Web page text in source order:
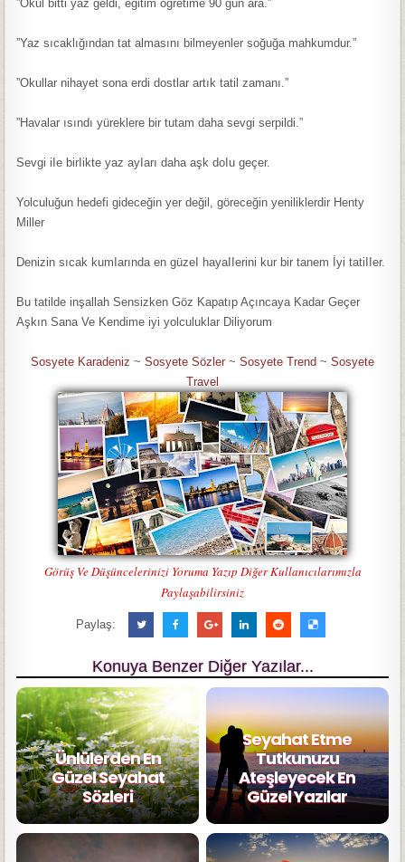
”Okul bitti yaz geldi, eğitim öğretime 90 gün ara.”
”Yaz sıcaklığından tat almasını bilmeyenler soğuğa mahkumdur.”
”Okullar nihayet sona erdi dostlar artık tatil zamanı.”
”Havalar ısındı yüreklere bir tutam daha sevgi serpildi.”
Sevgi iIe birIikte yaz ayIarı daha aşk doIu geçer.
Yolculuğun hedefi gideceğin yer değil, göreceğin yeniliklerdir Henty
Miller
Denizin sıcak kumIarında en güzeI hayaIIerini kur bir tanem İyi tatiIIer.
Bu tatilde inşallah Sensizken Göz Kapatıp Açıncaya Kadar Geçer
Aşkın Sana Ve Kendime iyi yolculuklar Diliyorum
Sosyete Karadeniz ~ Sosyete Sözler ~ Sosyete Trend ~ Sosyete
Travel
Görüş Ve Düşüncelerinizi Yoruma Yazıp Diğer Kullanıcılarımızla
Paylaşabilirsiniz
Paylaş:
Konuya Benzer Diğer Yazılar...
Ünlülerden En
Güzel Seyahat
Sözleri
Seyahat Etme
Tutkunuzu
Ateşleyecek En
Güzel Yazılar